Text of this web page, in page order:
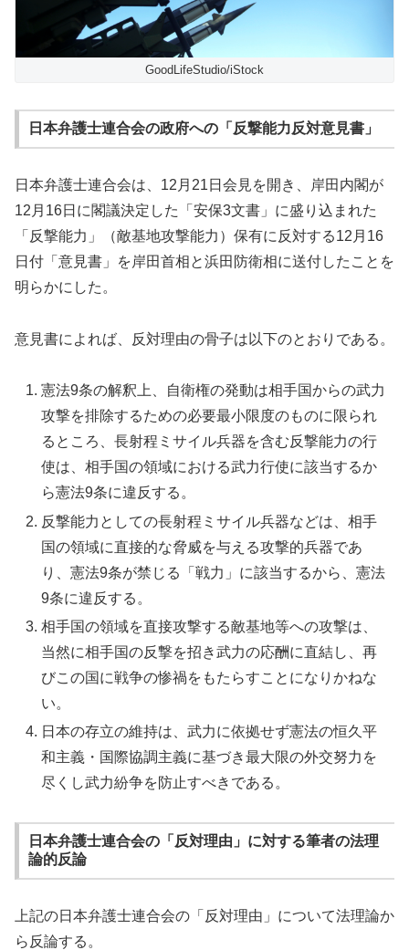
GoodLifeStudio/iStock
日本弁護士連合会の政府への「反撃能力反対意見書」
日本弁護士連合会は、12月21日会見を開き、岸田内閣が
12月16日に閣議決定した「安保3文書」に盛り込まれた
「反撃能力」（敵基地攻撃能力）保有に反対する12月16
日付「意見書」を岸田首相と浜田防衛相に送付したことを
明らかにした。
意見書によれば、反対理由の骨子は以下のとおりである。
憲法9条の解釈上、自衛権の発動は相手国からの武力
攻撃を排除するための必要最小限度のものに限られ
るところ、長射程ミサイル兵器を含む反撃能力の行
使は、相手国の領域における武力行使に該当するか
ら憲法9条に違反する。
反撃能力としての長射程ミサイル兵器などは、相手
国の領域に直接的な脅威を与える攻撃的兵器であ
り、憲法9条が禁じる「戦力」に該当するから、憲法
9条に違反する。
相手国の領域を直接攻撃する敵基地等への攻撃は、
当然に相手国の反撃を招き武力の応酬に直結し、再
びこの国に戦争の惨禍をもたらすことになりかねな
い。
日本の存立の維持は、武力に依拠せず憲法の恒久平
和主義・国際協調主義に基づき最大限の外交努力を
尽くし武力紛争を防止すべきである。
日本弁護士連合会の「反対理由」に対する筆者の法理
論的反論
上記の日本弁護士連合会の「反対理由」について法理論か
ら反論する。